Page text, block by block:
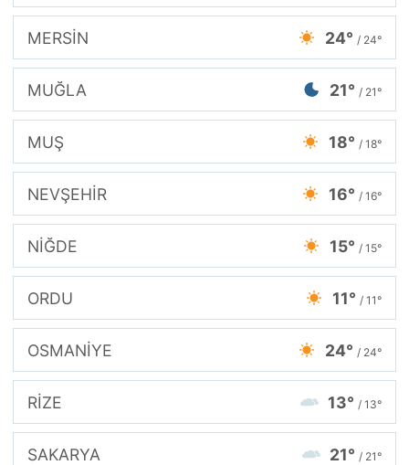
MERSİN 24° / 24°
MUĞLA 21° / 21°
MUŞ 18° / 18°
NEVŞEHİR 16° / 16°
NİĞDE 15° / 15°
ORDU 11° / 11°
OSMANİYE 24° / 24°
RİZE 13° / 13°
SAKARYA 21° / 21°